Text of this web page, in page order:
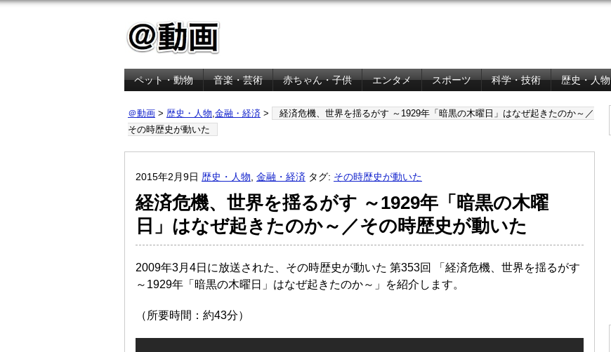
ペット・動物 音楽・芸術 赤ちゃん・子供 エンタメ スポーツ 科学・技術 歴史・人物
＠動画 > 歴史・人物,金融・経済 >
経済危機、世界を揺るがす ～1929年「暗黒の木曜日」はなぜ起きたのか～／
その時歴史が動いた
2015年2月9日 歴史・人物 金融・経済 タグ: その時歴史が動いた
経済危機、世界を揺るがす ～1929年「暗黒の木曜
日」はなぜ起きたのか～／その時歴史が動いた
2009年3月4日に放送された、その時歴史が動いた 第353回 「経済危機、世界を揺るがす
～1929年「暗黒の木曜日」はなぜ起きたのか～」を紹介します。
（所要時間：約43分）